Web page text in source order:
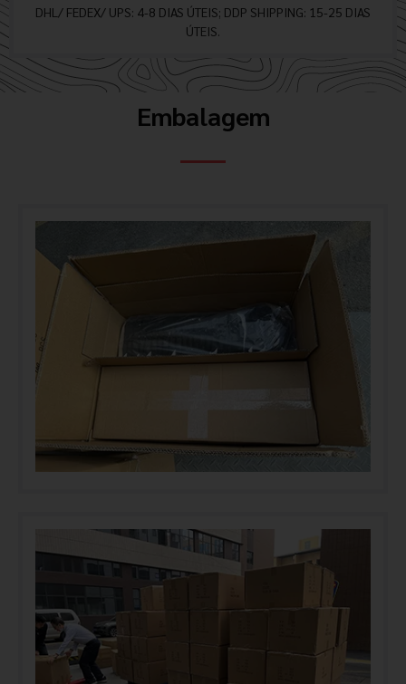
DHL/ FEDEX/ UPS: 4-8 DIAS ÚTEIS; DDP SHIPPING: 15-25 DIAS
ÚTEIS.
Embalagem